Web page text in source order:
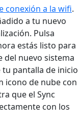
conexión a la wifi.
a tu nuevo
Pulsa
estás listo para
del nuevo sistema
pantalla de inicio
icono de nube con
que el Sync
con los